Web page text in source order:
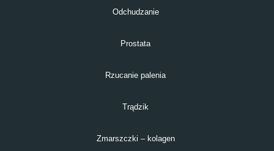
Odchudzanie
Prostata
Rzucanie palenia
Trądzik
Zmarszczki – kolagen